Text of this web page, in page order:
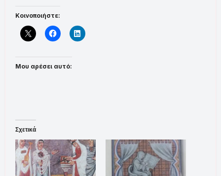
Κοινοποιήστε:
Μου αρέσει αυτό:
Σχετικά